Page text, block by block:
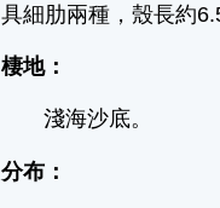
具細肋兩種，殼長約
棲地：
淺海沙底。
分布：